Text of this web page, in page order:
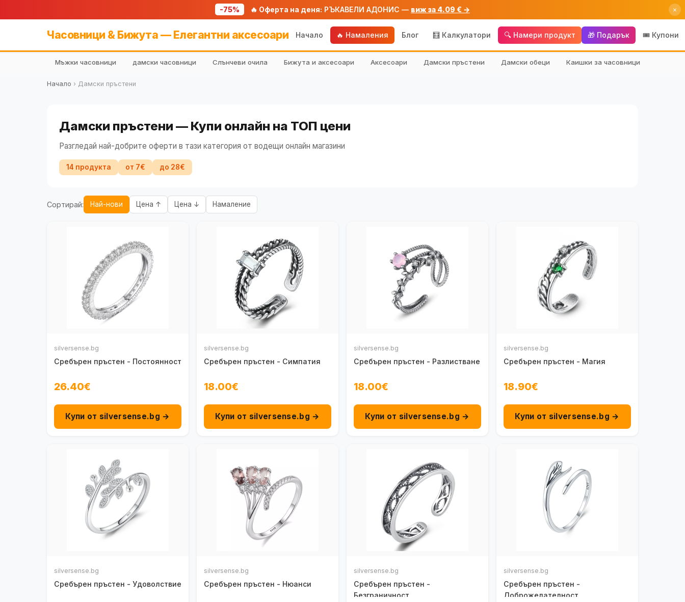
-75% 🔥 Оферта на деня: РЪКАВЕЛИ АДОНИС — виж за 4.09 € → ×
Часовници & Бижута — Елегантни аксесоари Начало 🔥 Намаления Блог 🧮 Калкулатори 🔍 Намери продукт 🎁 Подарък 🎟️ Купони
Мъжки часовници дамски часовници Слънчеви очила Бижута и аксесоари Аксесоари Дамски пръстени Дамски обеци Каишки за часовници
Начало › Дамски пръстени
Дамски пръстени — Купи онлайн на ТОП цени
Разгледай най-добрите оферти в тази категория от водещи онлайн магазини
14 продукта от 7€ до 28€
Сортирай: Най-нови Цена ↑ Цена ↓ Намаление
silversense.bg
Сребърен пръстен - Постоянност
26.40€
Купи от silversense.bg →
silversense.bg
Сребърен пръстен - Симпатия
18.00€
Купи от silversense.bg →
silversense.bg
Сребърен пръстен - Разлистване
18.00€
Купи от silversense.bg →
silversense.bg
Сребърен пръстен - Магия
18.90€
Купи от silversense.bg →
silversense.bg
Сребърен пръстен - Удоволствие
silversense.bg
Сребърен пръстен - Нюанси
silversense.bg
Сребърен пръстен -
Безграничност
silversense.bg
Сребърен пръстен -
Доброжелателност